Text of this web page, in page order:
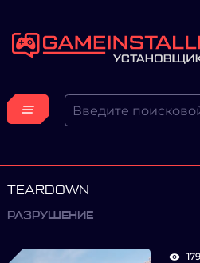
TEARDOWN
РАЗРУШЕНИЕ